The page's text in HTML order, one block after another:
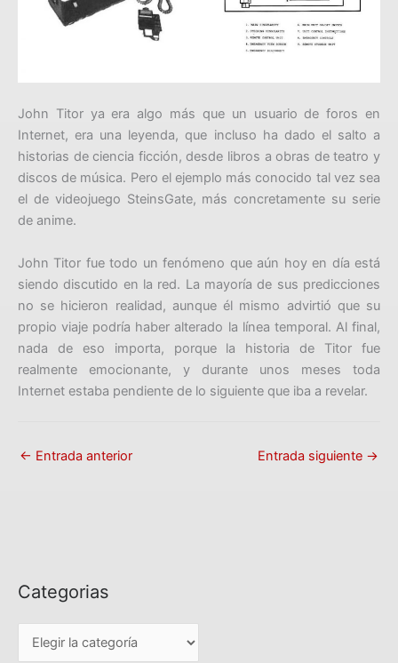
John Titor ya era algo más que un usuario de foros en
Internet, era una leyenda, que incluso ha dado el salto a
historias de ciencia ficción, desde libros a obras de teatro y
discos de música. Pero el ejemplo más conocido tal vez sea
el de videojuego SteinsGate, más concretamente su serie
de anime.
John Titor fue todo un fenómeno que aún hoy en día está
siendo discutido en la red. La mayoría de sus predicciones
no se hicieron realidad, aunque él mismo advirtió que su
propio viaje podría haber alterado la línea temporal. Al final,
nada de eso importa, porque la historia de Titor fue
realmente emocionante, y durante unos meses toda
Internet estaba pendiente de lo siguiente que iba a revelar.
← Entrada anterior Entrada siguiente →
Categorias
C